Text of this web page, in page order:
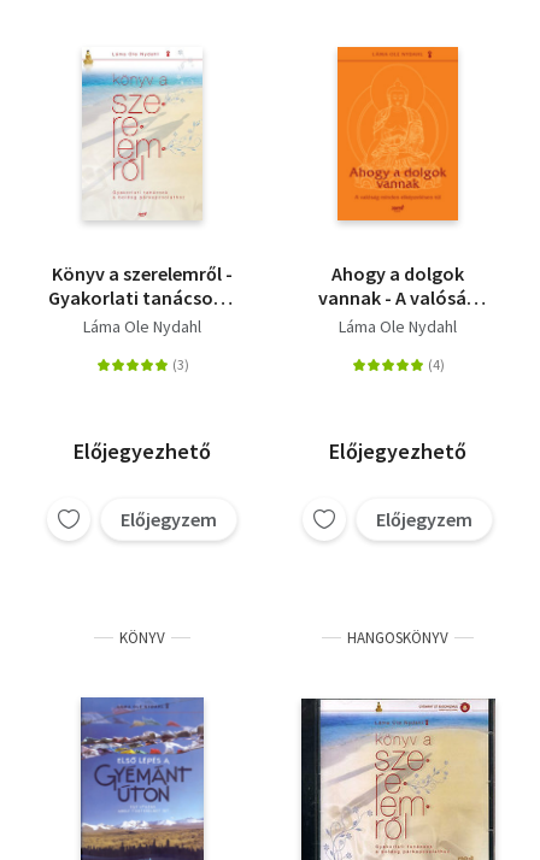
Könyv a szerelemről -
Gyakorlati tanácsok a
boldog
Láma Ole Nydahl
Előjegyezhető
Előjegyzem
Ahogy a dolgok
vannak - A valóság
minden elképzelésen
Láma Ole Nydahl
Előjegyezhető
Előjegyzem
KÖNYV HANGOSKÖNYV